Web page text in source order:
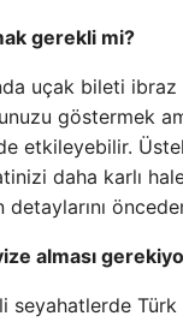
gerekli mi?
uçak bileti
göstermek
etkileyebilir.
daha karlı
alması
seyahatlerde